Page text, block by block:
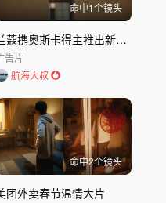
命中1个镜头
兰蔻携奥斯卡得主推出新广告《生命是美丽之钥》
告片
航海大叔
命中2个镜头
团外卖春节温情大片